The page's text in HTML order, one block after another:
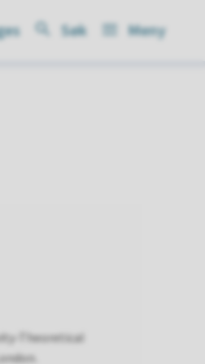
Søk Meny
Theoretical